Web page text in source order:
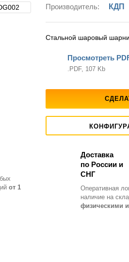
Производитель: КДП
Стальной шаровый
Просмотреть
.PDF, 107 Kb
от 1
Доставка
по России и
СНГ
Оперативная
наличие на
физическими